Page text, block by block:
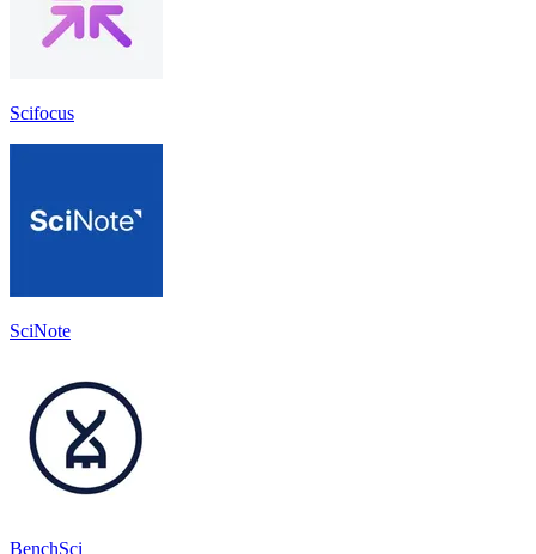
Scifocus
SciNote
BenchSci